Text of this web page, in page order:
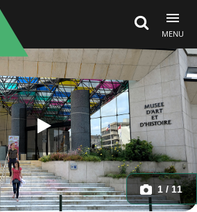
MENU
1 / 11